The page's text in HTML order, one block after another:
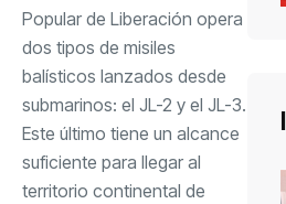
Popular de Liberación opera
dos tipos de misiles
balísticos lanzados desde
submarinos: el JL-2 y el JL-3.
Este último tiene un alcance
suficiente para llegar al
territorio continental de